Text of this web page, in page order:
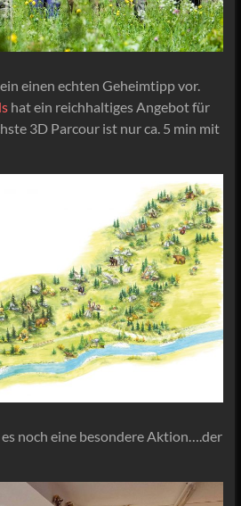
einen echten Geheimtipp vor.
hat ein reichhaltiges Angebot für
3D Parcour ist nur ca. 5 min mit
noch eine besondere Aktion….der